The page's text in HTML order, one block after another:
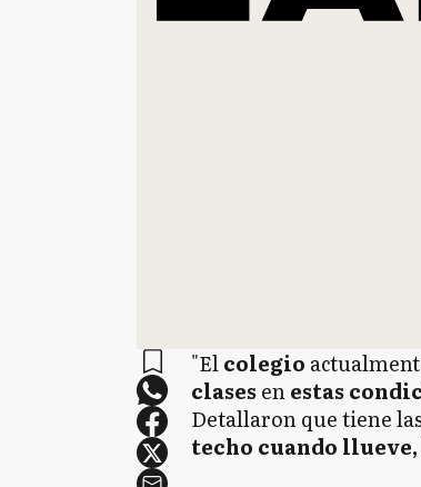
"Elcolegio
clases enestas
Detallaron que tiene
techo cuando